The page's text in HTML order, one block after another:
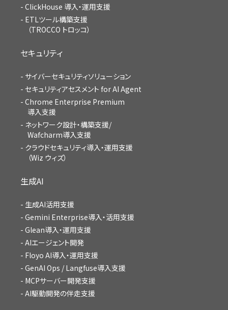
ClickHouse 導入・運用支援
ETLツール構築支援
（TROCCO トロッコ）
セキュリティ
サイバーセキュリティソリューション
セキュリティアセスメント for AI Agent
Chrome Enterprise Premium
導入支援
ネットワーク設計・構築支援/
Wafcharm導入支援
クラウドセキュリティ導入・運用支援
（Wiz ウィズ）
生成AI
生成AI活用支援
Gemini Enterprise導入・活用支援
Glean導入・運用支援
AIエージェント開発
Floyo AI導入・運用支援
GenAI Ops / Langfuse導入支援
MCPサーバー開発支援
AI駆動開発の伴走支援